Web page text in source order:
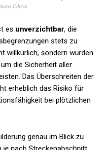
Fahren
es unverzichtbar, die
stets zu
willkürlich, sondern wurden
die Sicherheit aller
Das Überschreiten der
erheblich das Risiko für
bei plötzlichen
genau im Blick zu